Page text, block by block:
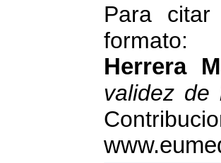
Para
formato:
Herrera
validez de